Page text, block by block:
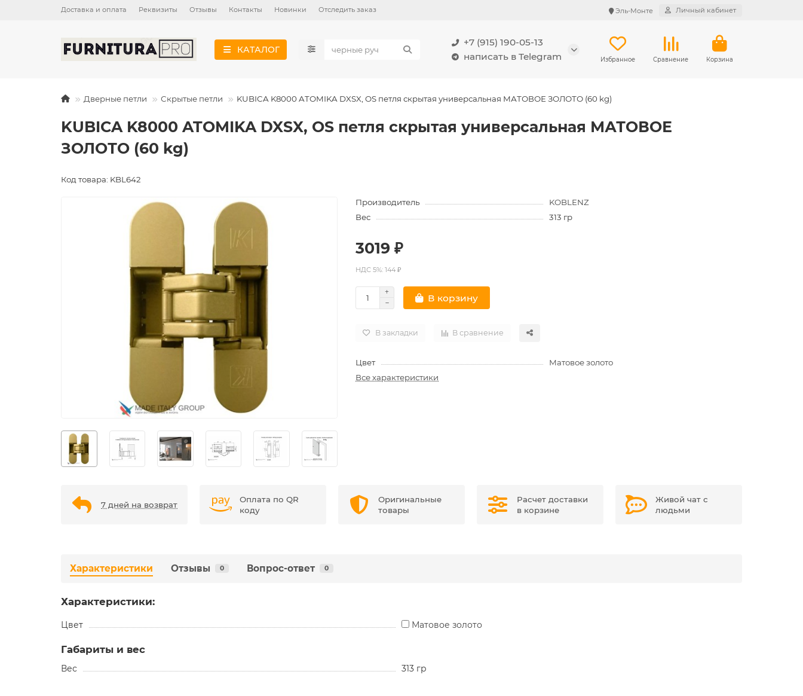
Доставка и оплата Реквизиты Отзывы Контакты Новинки Отследить заказ Эль-Монте Личный кабинет
КАТАЛОГ
+7 (915) 190-05-13
написать в Telegram
Избранное Сравнение Корзина
Дверные петли Скрытые петли KUBICA K8000 ATOMIKA DXSX, OS петля скрытая универсальная МАТОВОЕ ЗОЛОТО (60 kg)
KUBICA K8000 ATOMIKA DXSX, OS петля скрытая универсальная МАТОВОЕ
ЗОЛОТО (60 kg)
Код товара: KBL642
Производитель
KOBLENZ
Вес
313 гр
3019 ₽
НДС 5%: 144 ₽
В корзину
В закладки В сравнение
Цвет
Матовое золото
Все характеристики
7 дней на возврат
Оплата по QR
коду
Оригинальные
товары
Расчет доставки
в корзине
Живой чат с
людьми
Характеристики Отзывы 0 Вопрос-ответ 0
Характеристики:
Цвет Матовое золото
Габариты и вес
Вес 313 гр